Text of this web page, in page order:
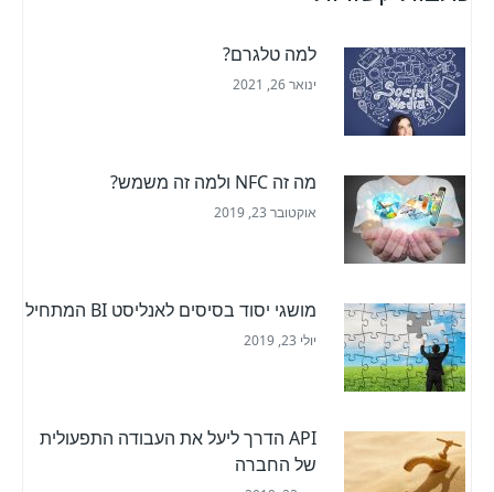
למה טלגרם?
ינואר 26, 2021
מה זה NFC ולמה זה משמש?
אוקטובר 23, 2019
מושגי יסוד בסיסים לאנליסט BI המתחיל
יולי 23, 2019
API הדרך ליעל את העבודה התפעולית
של החברה